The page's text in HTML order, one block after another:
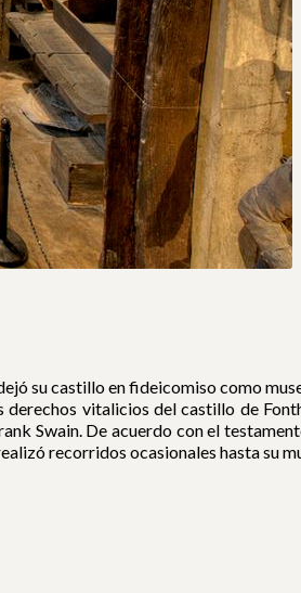
su castillo en fideicomiso como
vitalicios del castillo de
Swain. De acuerdo con el
recorridos ocasionales hasta su